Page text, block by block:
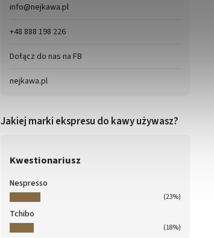
info@nejkawa.pl
+48 888 198 226
Dołącz do nas na FB
nejkawa.pl
Jakiej marki ekspresu do kawy używasz?
Kwestionariusz
Nespresso
(23%)
Tchibo
(18%)